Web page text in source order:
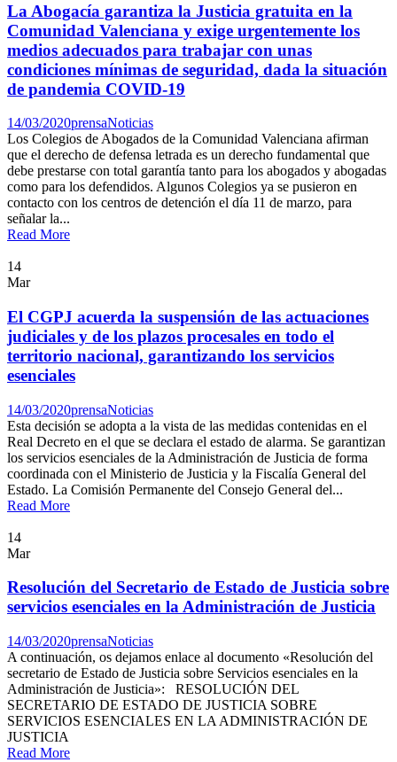
La Abogacía garantiza la Justicia gratuita en la
Comunidad Valenciana y exige urgentemente los
medios adecuados para trabajar con unas
condiciones mínimas de seguridad, dada la situación
de pandemia COVID-19
14/03/2020prensaNoticias
Los Colegios de Abogados de la Comunidad Valenciana afirman
que el derecho de defensa letrada es un derecho fundamental que
debe prestarse con total garantía tanto para los abogados y abogadas
como para los defendidos. Algunos Colegios ya se pusieron en
contacto con los centros de detención el día 11 de marzo, para
señalar la...
Read More
14
Mar
El CGPJ acuerda la suspensión de las actuaciones
judiciales y de los plazos procesales en todo el
territorio nacional, garantizando los servicios
esenciales
14/03/2020prensaNoticias
Esta decisión se adopta a la vista de las medidas contenidas en el
Real Decreto en el que se declara el estado de alarma. Se garantizan
los servicios esenciales de la Administración de Justicia de forma
coordinada con el Ministerio de Justicia y la Fiscalía General del
Estado. La Comisión Permanente del Consejo General del...
Read More
14
Mar
Resolución del Secretario de Estado de Justicia sobre
servicios esenciales en la Administración de Justicia
14/03/2020prensaNoticias
A continuación, os dejamos enlace al documento «Resolución del
secretario de Estado de Justicia sobre Servicios esenciales en la
Administración de Justicia»: RESOLUCIÓN DEL
SECRETARIO DE ESTADO DE JUSTICIA SOBRE
SERVICIOS ESENCIALES EN LA ADMINISTRACIÓN DE
JUSTICIA
Read More